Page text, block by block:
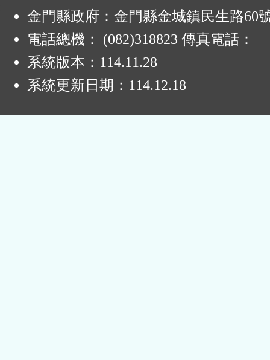
區金門縣政府：金門縣金城鎮民生路60
電話總機： (082)318823 傳真電話：
系統版本： 114.11.28
系統更新日期： 114.12.18